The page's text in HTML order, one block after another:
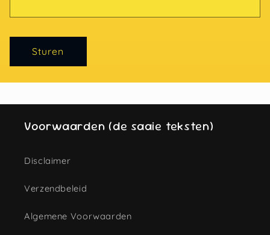
Sturen
Voorwaarden (de saaie teksten)
Disclaimer
Verzendbeleid
Algemene Voorwaarden